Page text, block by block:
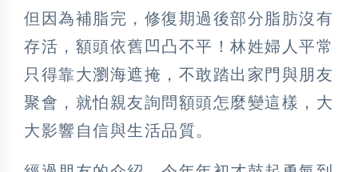
但因為補脂完，修復期過後部分脂肪沒有
存活，額頭依舊凹凸不平！林姓婦人平常
只得靠大瀏海遮掩，不敢踏出家門與朋友
聚會，就怕親友詢問額頭怎麼變這樣，大
大影響自信與生活品質。